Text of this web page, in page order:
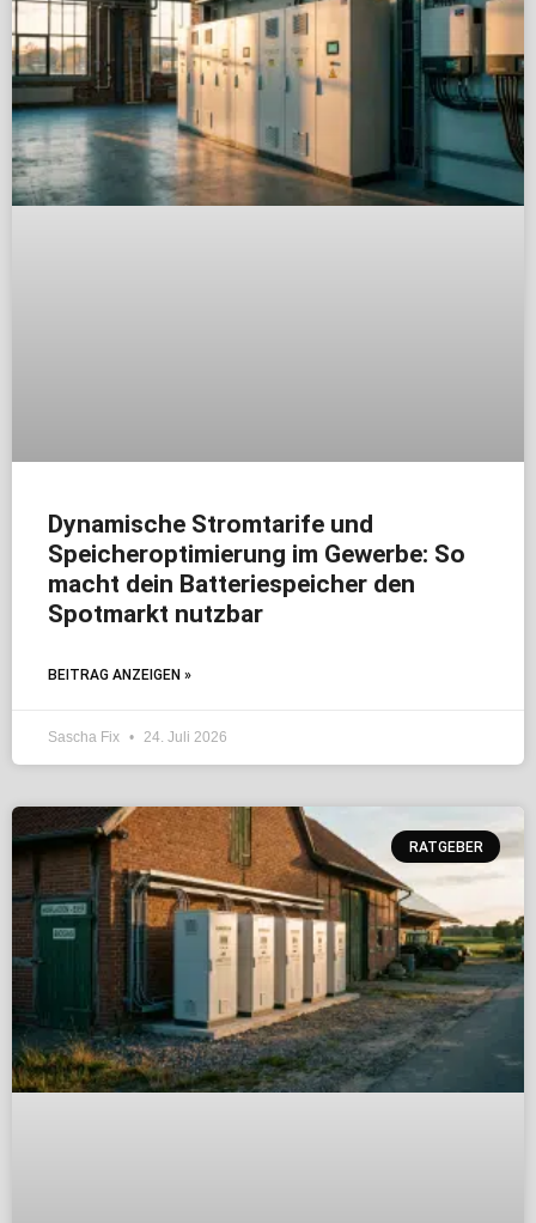
Dynamische Stromtarife und
Speicheroptimierung im Gewerbe: So
macht dein Batteriespeicher den
Spotmarkt nutzbar
BEITRAG ANZEIGEN »
Sascha Fix 24. Juli 2026
RATGEBER